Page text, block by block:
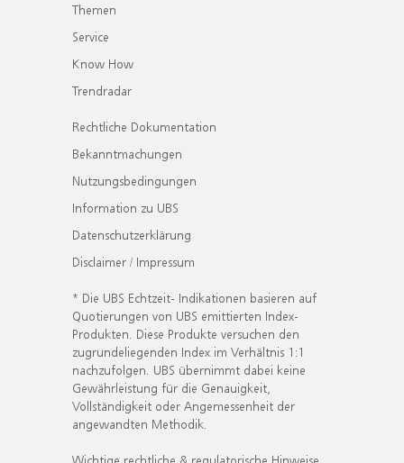
Themen
Service
Know How
Trendradar
Rechtliche Dokumentation
Bekanntmachungen
Nutzungsbedingungen
Information zu UBS
Datenschutzerklärung
Disclaimer / Impressum
* Die UBS Echtzeit- Indikationen basieren auf
Quotierungen von UBS emittierten Index-
Produkten. Diese Produkte versuchen den
zugrundeliegenden Index im Verhältnis 1:1
nachzufolgen. UBS übernimmt dabei keine
Gewährleistung für die Genauigkeit,
Vollständigkeit oder Angemessenheit der
angewandten Methodik.